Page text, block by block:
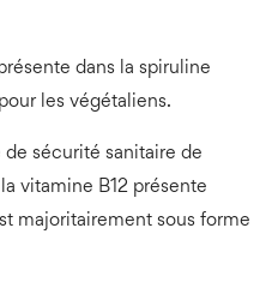
dans la spiruline
les végétaliens.
de sécurité sanitaire de
vitamine B12 présente
majoritairement sous forme